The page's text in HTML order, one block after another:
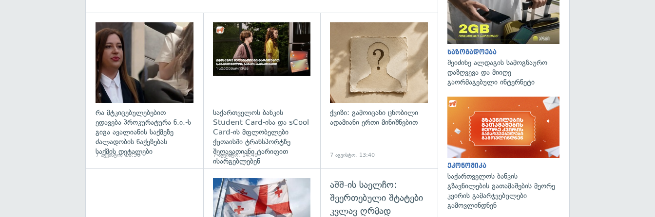
გადახედვა
რა მტკიცებულებებით
ედავება პროკურატურა ნ.ი.-ს
გიგა ავალიანის საქმეზე
ძალადობის წაქეზებას —
საქმის დეტალები
7 აგვისტო, 16:50
საქართველოს ბანკის
Student Card-ისა და sCool
Card-ის მფლობელები
ქუთაისში ტრანსპორტზე
შეღავათიანი ტარიფით
ისარგებლებენ
7 აგვისტო, 14:49
ქვიზი: გამოიცანი ცნობილი
ადამიანი ერთი მინიშნებით
7 აგვისტო, 13:40
გადახედვა
აშშ-ის საელჩო:
შეერთებული შტატები
კვლავ ღრმად
საზოგადოება
შეიძინე ალდაგის სამოგზაურო
დაზღვევა და მიიღე
გაორმაგებული ინტერნეტი
ეკონომიკა
საქართველოს ბანკის
გზავნილების გათამაშების მეორე
კვირის გამარჯვებულები
გამოვლინდნენ